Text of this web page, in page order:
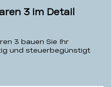
3 im Detail
3 bauen Sie Ihr
und steuerbegünstigt